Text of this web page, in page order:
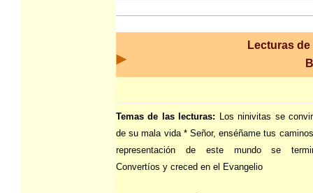
Lecturas de
Temas de las lecturas:
Los ninivitas se
de su mala vida * Señor, enséñame tus
representación de este mundo se
Convertíos y creced en el Evangelio